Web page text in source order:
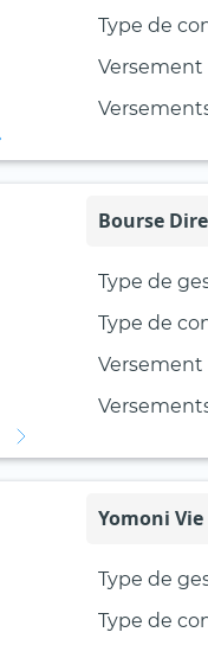
Type de
Versement
Bourse
Type de
Type de
Versement
Yomoni Vie
Type de
Type de